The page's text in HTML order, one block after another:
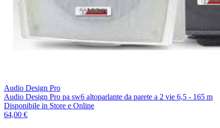
Audio Design Pro
Audio Design Pro pa sw6 altoparlante da parete a 2 vie 6,5 - 165 m
Disponibile in Store e Online
64,00 €